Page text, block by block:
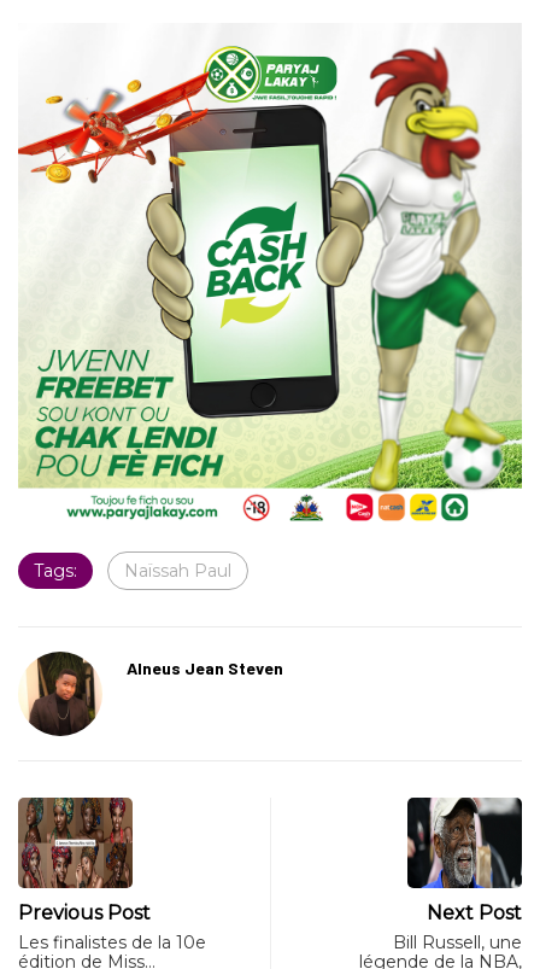
Tags: Naïssah Paul
Alneus Jean Steven
Previous Post
Les finalistes de la 10e
édition de Miss…
Next Post
Bill Russell, une
légende de la NBA,